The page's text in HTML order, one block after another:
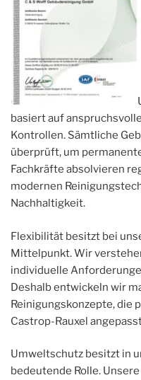
basiert auf
Kontrollen. Sämtliche
überprüft, um
Fachkräfte absolvieren
modernen
Nachhaltigkeit.
Flexibilität besitzt bei
Mittelpunkt. Wir
individuelle
Deshalb entwickeln wir
Reinigungskonzepte, die
Castrop-Rauxel
Umweltschutz besitzt in
bedeutende Rolle.